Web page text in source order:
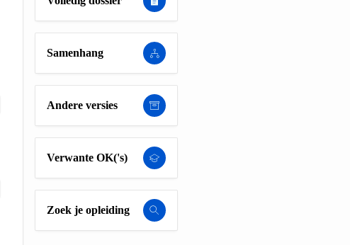
Samenhang
Andere versies
Verwante OK('s)
Zoek je opleiding